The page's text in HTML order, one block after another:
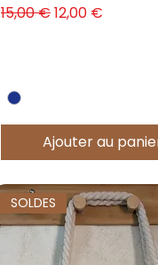
Prix original
15,00 €Prix
12,00 €
Ajouter au
SOLDES